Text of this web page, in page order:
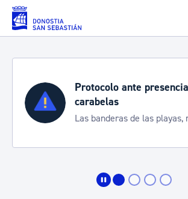
Saltar al contenido principal
Protocolo ante presencia de
carabelas
Las banderas de las playas, referencia